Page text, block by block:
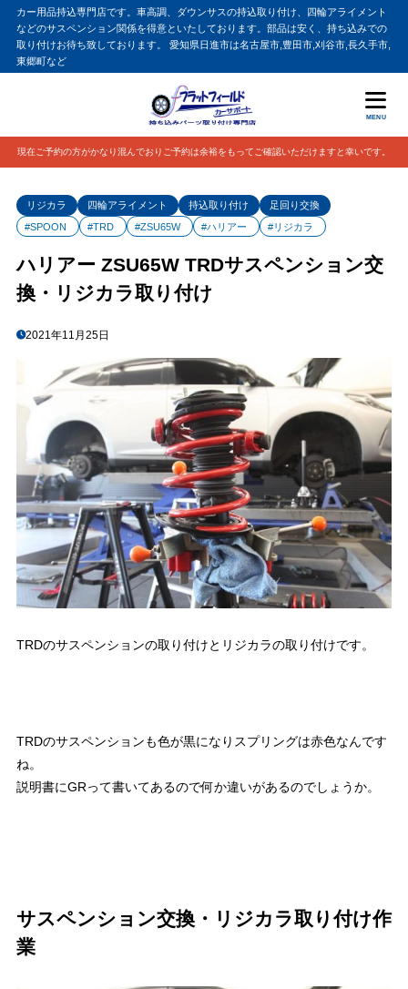
カー用品持込専門店です。車高調、ダウンサスの持込取り付け、四輪アライメント
などのサスペンション関係を得意といたしております。部品は安く、持ち込みでの
取り付けお待ち致しております。 愛知県日進市は名古屋市,豊田市,刈谷市,長久手市,
東郷町など
MENU
現在ご予約の方がかなり混んでおりご予約は余裕をもってご確認いただけますと幸いです。
リジカラ 四輪アライメント 持込取り付け
足回り交換
#SPOON
#TRD #ZSU65W #ハリアー #リジカラ
ハリアー ZSU65W TRDサスペンション交
換・リジカラ取り付け
2021年11月25日
TRDのサスペンションの取り付けとリジカラの取り付けです。
TRDのサスペンションも色が黒になりスプリングは赤色なんです
ね。
説明書にGRって書いてあるので何か違いがあるのでしょうか。
サスペンション交換・リジカラ取り付け作
業